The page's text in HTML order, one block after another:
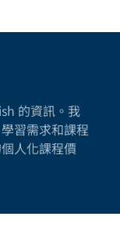
的資訊。我
習需求和課程
人化課程價